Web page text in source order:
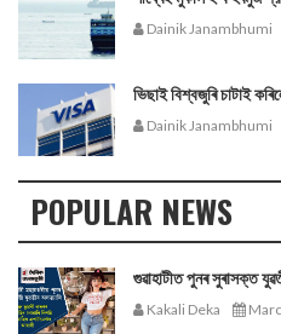
Dainik Janambhumi
ভিছাই বিশ্বজুৰি চাটাই
Dainik Janambhumi
POPULAR NEWS
গুৱাহাটীত পুনৰ সুৰাসক্ত
Kakali Deka